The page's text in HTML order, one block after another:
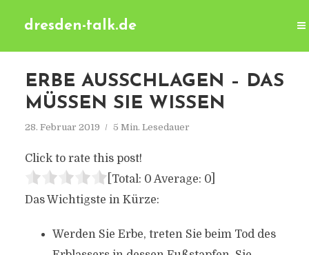
dresden-talk.de
ERBE AUSSCHLAGEN – DAS
MÜSSEN SIE WISSEN
28. Februar 2019 5 Min. Lesedauer
Click to rate this post!
[Total: 0 Average: 0]
Das Wichtigste in Kürze:
Werden Sie Erbe, treten Sie beim Tod des